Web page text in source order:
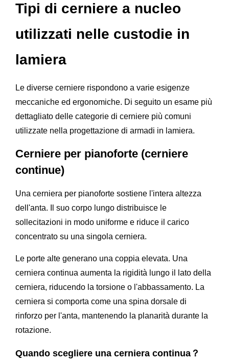
Tipi di cerniere a nucleo
utilizzati nelle custodie in
lamiera
Le diverse cerniere rispondono a varie esigenze
meccaniche ed ergonomiche. Di seguito un esame più
dettagliato delle categorie di cerniere più comuni
utilizzate nella progettazione di armadi in lamiera.
Cerniere per pianoforte (cerniere
continue)
Una cerniera per pianoforte sostiene l'intera altezza
dell'anta. Il suo corpo lungo distribuisce le
sollecitazioni in modo uniforme e riduce il carico
concentrato su una singola cerniera.
Le porte alte generano una coppia elevata. Una
cerniera continua aumenta la rigidità lungo il lato della
cerniera, riducendo la torsione o l'abbassamento. La
cerniera si comporta come una spina dorsale di
rinforzo per l'anta, mantenendo la planarità durante la
rotazione.
Quando scegliere una cerniera continua？